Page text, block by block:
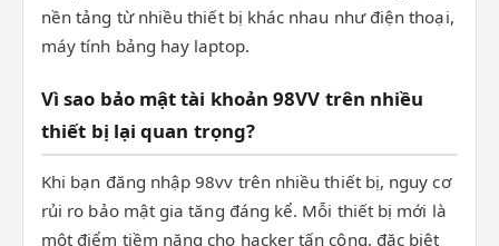
nền tảng từ nhiều thiết bị khác nhau như điện thoại,
máy tính bảng hay laptop.
Vì sao bảo mật tài khoản 98VV trên nhiều
thiết bị lại quan trọng?
Khi bạn đăng nhập 98vv trên nhiều thiết bị, nguy cơ
rủi ro bảo mật gia tăng đáng kể. Mỗi thiết bị mới là
một điểm tiềm năng cho hacker tấn công, đặc biệt